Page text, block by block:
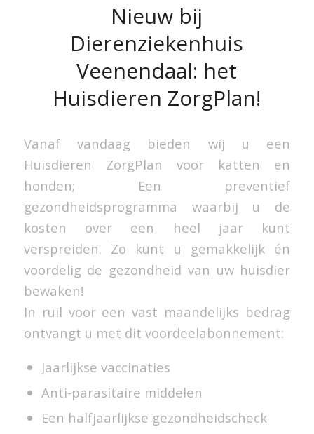
Nieuw bij
Dierenziekenhuis
Veenendaal: het
Huisdieren ZorgPlan!
Vanaf vandaag bieden wij u een
Huisdieren ZorgPlan voor katten en
honden; Een preventief
gezondheidsprogramma waarbij u de
kosten over een heel jaar kunt
verspreiden. Zo kunt u gemakkelijk én
voordelig de gezondheid van uw huisdier
bewaken!
In ruil voor een vast maandelijks bedrag
ontvangt u met dit voordeelabonnement:
Jaarlijkse vaccinaties
Anti-parasitaire middelen
Een halfjaarlijkse gezondheidscheck